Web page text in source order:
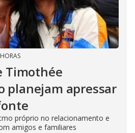
Timothée
planejam apressar
próprio no relacionamento e
amigos e familiares